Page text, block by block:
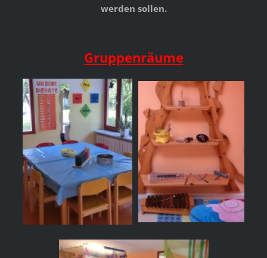
werden sollen.
Gruppenräume